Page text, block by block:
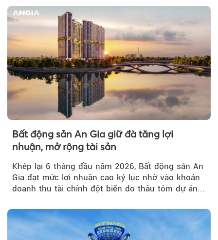
Bất động sản An Gia giữ đà tăng lợi
nhuận, mở rộng tài sản
Khép lại 6 tháng đầu năm 2026, Bất động sản An
Gia đạt mức lợi nhuận cao kỷ lục nhờ vào khoản
doanh thu tài chính đột biến do thâu tóm dự án...